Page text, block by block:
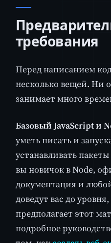
требования
Перед написанием
несколько вещей. Ни
занимает много
Базовый JavaScript и
уметь писать и
устанавливать
вы новичок в Node,
документация и
доведут вас до
предполагает этот
подробное